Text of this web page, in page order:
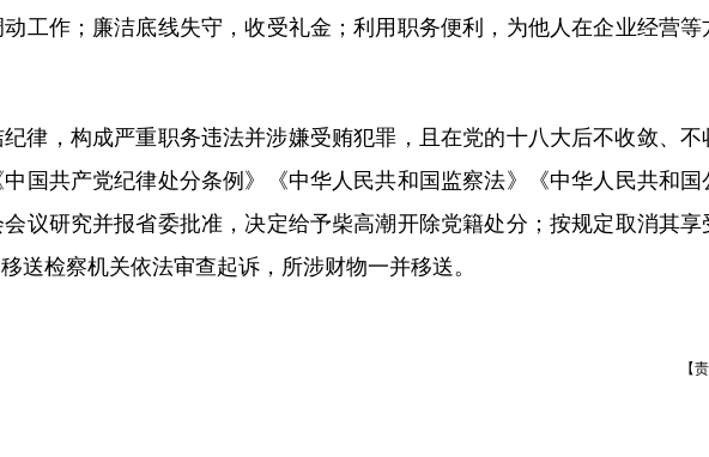
工作；廉洁底线失守，收受礼金；利用职务便利，为他人在企业经营等
，构成严重职务违法并涉嫌受贿犯罪，且在党的十八大后不收敛、不
国共产党纪律处分条例》《中华人民共和国监察法》《中华人民共和国
议研究并报省委批准，决定给予柴高潮开除党籍处分；按规定取消其享
送检察机关依法审查起诉，所涉财物一并移送。
【